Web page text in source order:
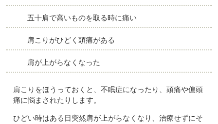
五十肩で高いものを取る時に痛い
肩こりがひどく頭痛がある
肩が上がらなくなった
肩こりをほうっておくと、不眠症になったり、頭痛や偏頭
痛に悩まされたりします。
ひどい時はある日突然肩が上がらなくなり、治療せずにそ